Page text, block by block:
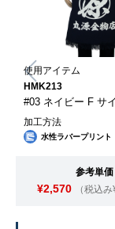
使用アイテム
HMK213
#03 ネイビー F サ
加工方法
水性ラバープリント
参考単価
¥2,570 （税込